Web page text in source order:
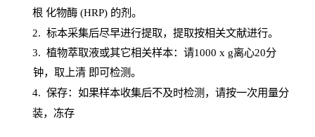
根 化物酶(HRP) 的剂。
2. 标本采集后尽早进行提取，提取按相关文献进行。
3. 植物萃取液或其它相关样本：请1000 x g离心20分
钟，取上清 即可检测。
4. 保存：如果样本收集后不及时检测，请按一次用量分
装，冻存